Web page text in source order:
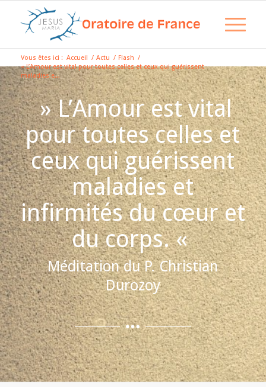
Vous êtes ici : Accueil / Actu / Flash /
« L’Amour est vital pour toutes celles et ceux qui guérissent
maladies e...
» L’Amour est vital
pour toutes celles et
ceux qui guérissent
maladies et
infirmités du cœur et
du corps. «
Méditation du P. Christian
Durozoy